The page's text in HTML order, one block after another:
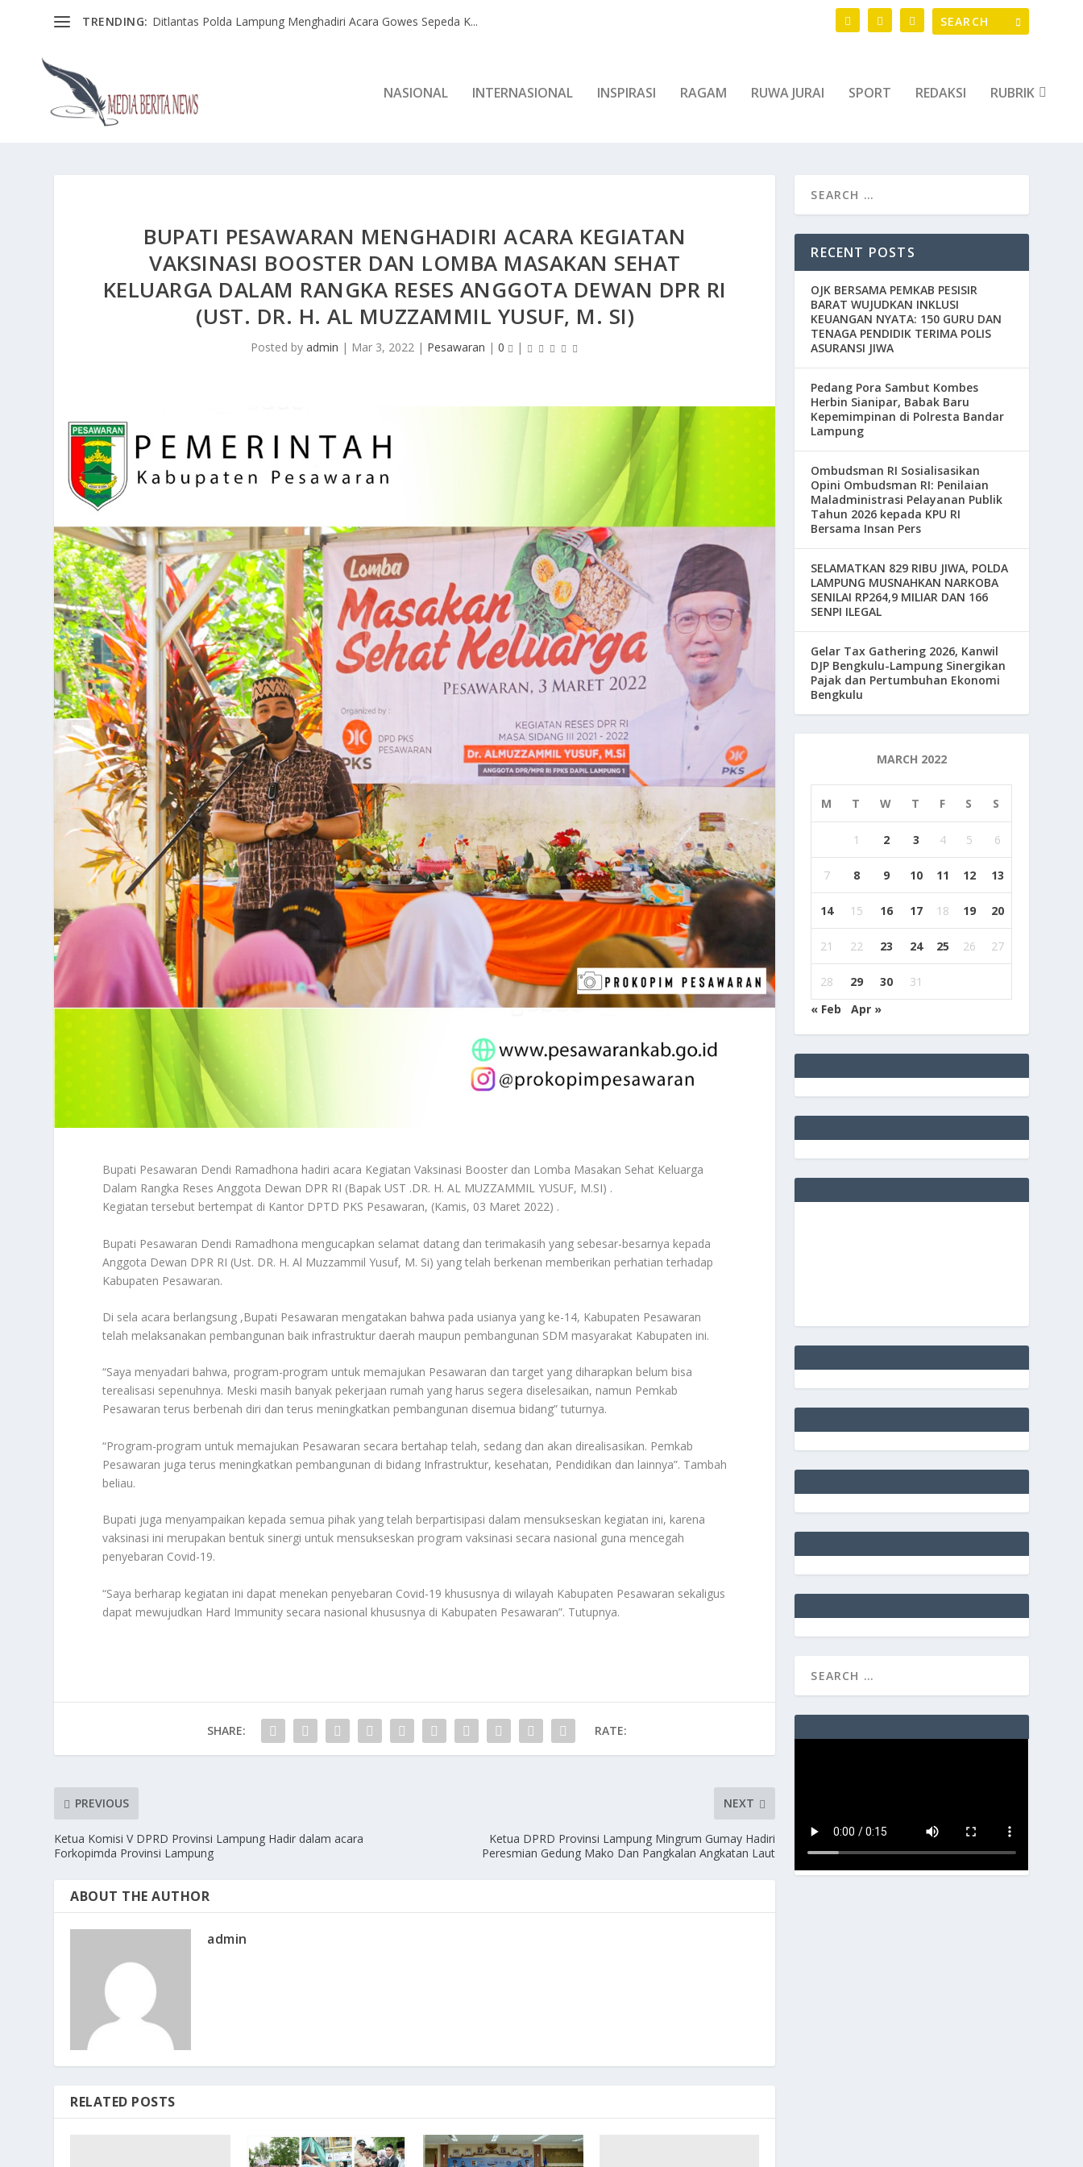
TRENDING: Ditlantas Polda Lampung Menghadiri Acara Gowes Sepeda K...
NASIONAL INTERNASIONAL INSPIRASI RAGAM RUWA JURAI SPORT REDAKSI RUBRIK
BUPATI PESAWARAN MENGHADIRI ACARA KEGIATAN
VAKSINASI BOOSTER DAN LOMBA MASAKAN SEHAT
KELUARGA DALAM RANGKA RESES ANGGOTA DEWAN DPR RI
(UST. DR. H. AL MUZZAMMIL YUSUF, M. SI)
Posted by admin | Mar 3, 2022| Pesawaran | 0 |
Bupati Pesawaran Dendi Ramadhona hadiri acara Kegiatan Vaksinasi Booster dan Lomba Masakan Sehat Keluarga
Dalam Rangka Reses Anggota Dewan DPR RI (Bapak UST .DR. H. AL MUZZAMMIL YUSUF, M.SI) .
Kegiatan tersebut bertempat di Kantor DPTD PKS Pesawaran, (Kamis, 03 Maret 2022) .
Bupati Pesawaran Dendi Ramadhona mengucapkan selamat datang dan terimakasih yang sebesar-besarnya kepada
Anggota Dewan DPR RI (Ust. DR. H. Al Muzzammil Yusuf, M. Si) yang telah berkenan memberikan perhatian terhadap
Kabupaten Pesawaran.
Di sela acara berlangsung ,Bupati Pesawaran mengatakan bahwa pada usianya yang ke-14, Kabupaten Pesawaran
telah melaksanakan pembangunan baik infrastruktur daerah maupun pembangunan SDM masyarakat Kabupaten ini.
“Saya menyadari bahwa, program-program untuk memajukan Pesawaran dan target yang diharapkan belum bisa
terealisasi sepenuhnya. Meski masih banyak pekerjaan rumah yang harus segera diselesaikan, namun Pemkab
Pesawaran terus berbenah diri dan terus meningkatkan pembangunan disemua bidang” tuturnya.
“Program-program untuk memajukan Pesawaran secara bertahap telah, sedang dan akan direalisasikan. Pemkab
Pesawaran juga terus meningkatkan pembangunan di bidang Infrastruktur, kesehatan, Pendidikan dan lainnya”. Tambah
beliau.
Bupati juga menyampaikan kepada semua pihak yang telah berpartisipasi dalam mensukseskan kegiatan ini, karena
vaksinasi ini merupakan bentuk sinergi untuk mensukseskan program vaksinasi secara nasional guna mencegah
penyebaran Covid-19.
“Saya berharap kegiatan ini dapat menekan penyebaran Covid-19 khususnya di wilayah Kabupaten Pesawaran sekaligus
dapat mewujudkan Hard Immunity secara nasional khususnya di Kabupaten Pesawaran”. Tutupnya.
SHARE: RATE:
PREVIOUS
Ketua Komisi V DPRD Provinsi Lampung Hadir dalam acara
Forkopimda Provinsi Lampung
NEXT
Ketua DPRD Provinsi Lampung Mingrum Gumay Hadiri
Peresmian Gedung Mako Dan Pangkalan Angkatan Laut
ABOUT THE AUTHOR
admin
RELATED POSTS
RECENT POSTS
OJK BERSAMA PEMKAB PESISIR
BARAT WUJUDKAN INKLUSI
KEUANGAN NYATA: 150 GURU DAN
TENAGA PENDIDIK TERIMA POLIS
ASURANSI JIWA
Pedang Pora Sambut Kombes
Herbin Sianipar, Babak Baru
Kepemimpinan di Polresta Bandar
Lampung
Ombudsman RI Sosialisasikan
Opini Ombudsman RI: Penilaian
Maladministrasi Pelayanan Publik
Tahun 2026 kepada KPU RI
Bersama Insan Pers
SELAMATKAN 829 RIBU JIWA, POLDA
LAMPUNG MUSNAHKAN NARKOBA
SENILAI RP264,9 MILIAR DAN 166
SENPI ILEGAL
Gelar Tax Gathering 2026, Kanwil
DJP Bengkulu-Lampung Sinergikan
Pajak dan Pertumbuhan Ekonomi
Bengkulu
MARCH 2022
M T W T F S S
1 2 3 4 5 6
7 8 9 10 11 12 13
14 15 16 17 18 19 20
21 22 23 24 25 26 27
28 29 30
31
« Feb
Apr »